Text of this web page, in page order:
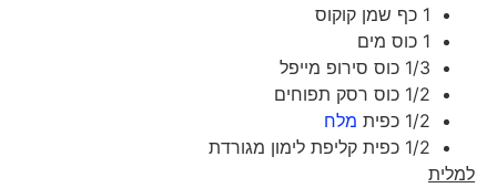
1 כף שמן קוקוס
1 כוס מים
1/3 כוס סירופ מייפל
1/2 כוס רסק תפוחים
1/2 כפית
מלח
1/2 כפית קליפת לימון מגורדת
למלית